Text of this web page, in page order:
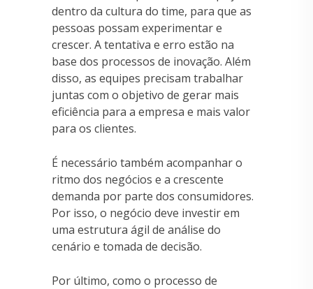
dentro da cultura do time, para que as
pessoas possam experimentar e
crescer. A tentativa e erro estão na
base dos processos de inovação. Além
disso, as equipes precisam trabalhar
juntas com o objetivo de gerar mais
eficiência para a empresa e mais valor
para os clientes.
É necessário também acompanhar o
ritmo dos negócios e a crescente
demanda por parte dos consumidores.
Por isso, o negócio deve investir em
uma estrutura ágil de análise do
cenário e tomada de decisão.
Por último, como o processo de